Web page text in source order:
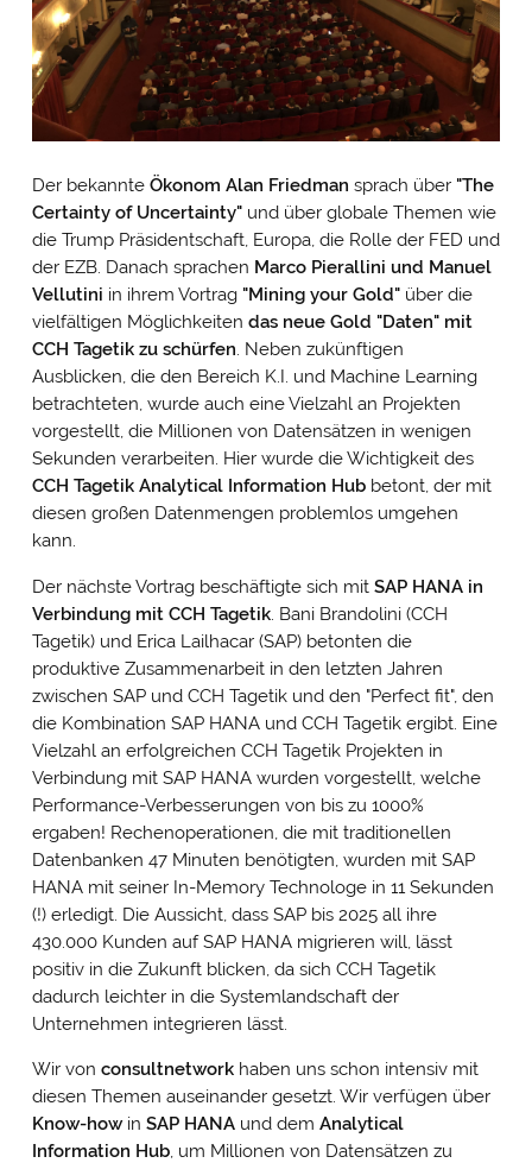
Der bekannte Ökonom Alan Friedman sprach über "The
Certainty of Uncertainty"und über globale Themen wie
die Trump Präsidentschaft, Europa, die Rolle der FED und
der EZB. Danach sprachen Marco Pierallini und Manuel
Vellutini in ihrem Vortrag "Mining your Gold"über die
vielfältigen Möglichkeiten das neue Gold "Daten" mit
CCH Tagetik zu schürfen. Neben zukünftigen
Ausblicken, die den Bereich K.I. und Machine Learning
betrachteten, wurde auch eine Vielzahl an Projekten
vorgestellt, die Millionen von Datensätzen in wenigen
Sekunden verarbeiten. Hier wurde die Wichtigkeit des
CCH Tagetik Analytical Information Hubbetont, der mit
diesen großen Datenmengen problemlos umgehen
kann.
Der nächste Vortrag beschäftigte sich mit SAP HANA in
Verbindung mit CCH Tagetik. Bani Brandolini (CCH
Tagetik) und Erica Lailhacar (SAP) betonten die
produktive Zusammenarbeit in den letzten Jahren
zwischen SAP und CCH Tagetik und den "Perfect fit", den
die Kombination SAP HANA und CCH Tagetik ergibt. Eine
Vielzahl an erfolgreichen CCH Tagetik Projekten in
Verbindung mit SAP HANA wurden vorgestellt, welche
Performance-Verbesserungen von bis zu 1000%
ergaben! Rechenoperationen, die mit traditionellen
Datenbanken 47 Minuten benötigten, wurden mit SAP
HANA mit seiner In-Memory Technologe in 11 Sekunden
(!) erledigt. Die Aussicht, dass SAP bis 2025 all ihre
430.000 Kunden auf SAP HANA migrieren will, lässt
positiv in die Zukunft blicken, da sich CCH Tagetik
dadurch leichter in die Systemlandschaft der
Unternehmen integrieren lässt.
Wir von consultnetworkhaben uns schon intensiv mit
diesen Themen auseinander gesetzt. Wir verfügen über
Know-howin SAP HANAund dem Analytical
Information Hub, um Millionen von Datensätzen zu